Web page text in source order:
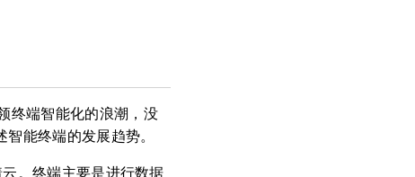
终端智能化的浪潮，没
能终端的发展趋势。
。终端主要是进行数据